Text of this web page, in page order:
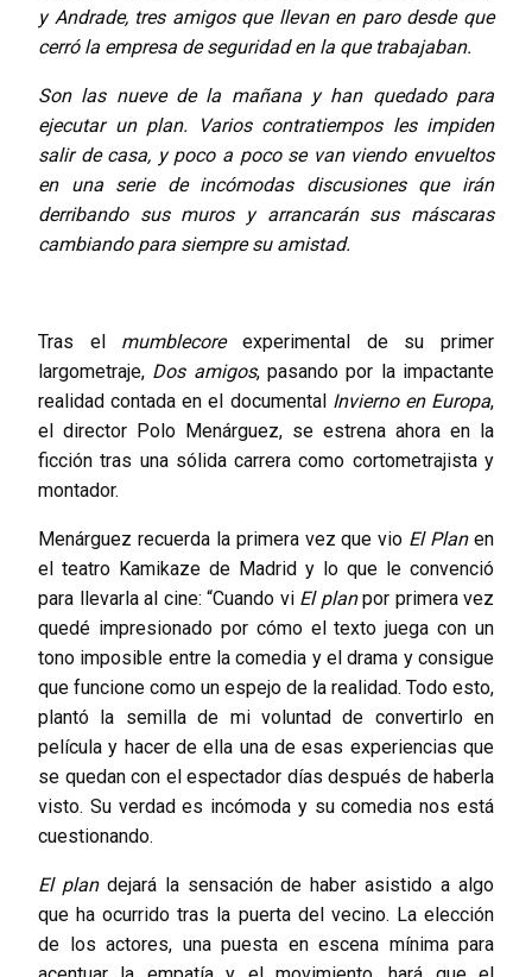
y Andrade, tres amigos que llevan en paro desde que
cerró la empresa de seguridad en la que trabajaban.
Son las nueve de la mañana y han quedado para
ejecutar un plan. Varios contratiempos les impiden
salir de casa, y poco a poco se van viendo envueltos
en una serie de incómodas discusiones que irán
derribando sus muros y arrancarán sus máscaras
cambiando para siempre su amistad.
Tras el mumblecoreexperimental de su primer
largometraje, Dos amigos, pasando por la impactante
realidad contada en el documental Invierno en Europa,
el director Polo Menárguez, se estrena ahora en la
ficción tras una sólida carrera como cortometrajista y
montador.
Menárguez recuerda la primera vez que vio El Planen
el teatro Kamikaze de Madrid y lo que le convenció
para llevarla al cine: “Cuando vi El planpor primera vez
quedé impresionado por cómo el texto juega con un
tono imposible entre la comedia y el drama y consigue
que funcione como un espejo de la realidad. Todo esto,
plantó la semilla de mi voluntad de convertirlo en
película y hacer de ella una de esas experiencias que
se quedan con el espectador días después de haberla
visto. Su verdad es incómoda y su comedia nos está
cuestionando.
El plandejará la sensación de haber asistido a algo
que ha ocurrido tras la puerta del vecino. La elección
de los actores, una puesta en escena mínima para